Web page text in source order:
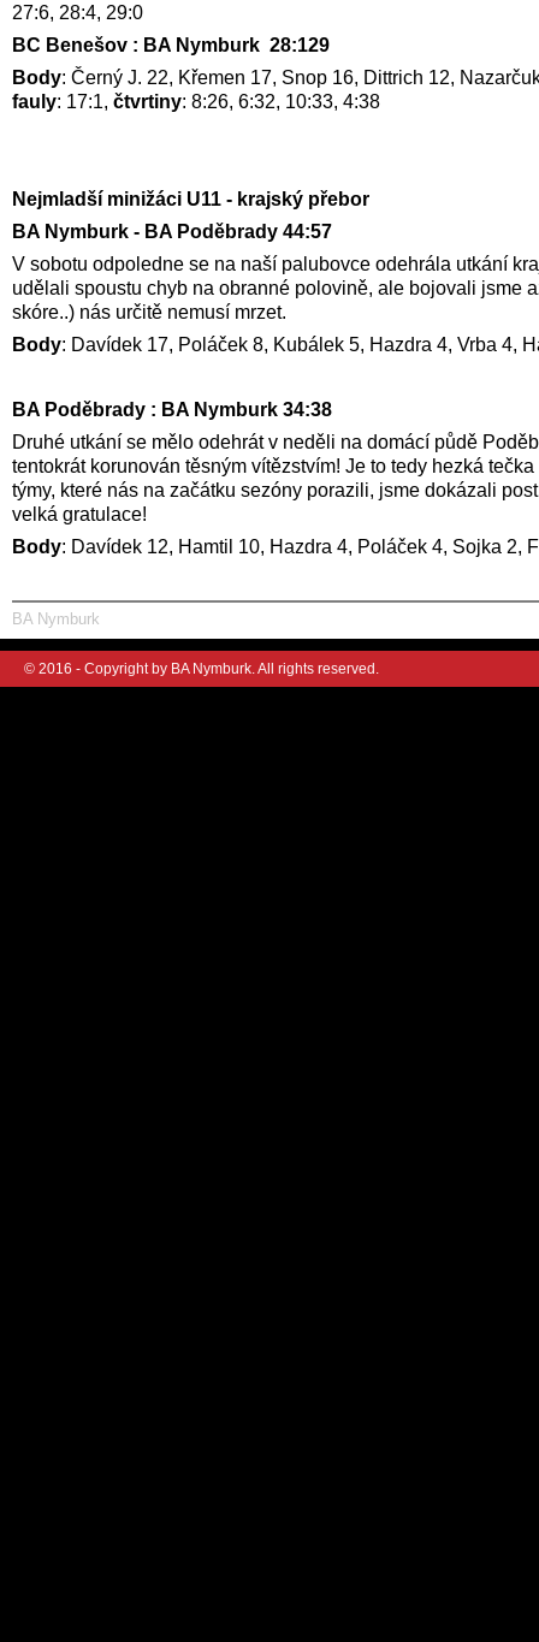
27:6, 28:4, 29:0
BC Benešov : BA Nymburk 28:129
Body: Černý J. 22, Křemen 17, Snop 16, Dittrich 12,
fauly: 17:1, čtvrtiny: 8:26, 6:32, 10:33, 4:38
Nejmladší minižáci U11 - krajský přebor
BA Nymburk - BA Poděbrady 44:57
V sobotu odpoledne se na naší palubovce odehrála utkání
udělali spoustu chyb na obranné polovině, ale bojovali jsme
skóre..) nás určitě nemusí mrzet.
Body: Davídek 17, Poláček 8, Kubálek 5, Hazdra 4, Vrba 4,
BA Poděbrady : BA Nymburk 34:38
Druhé utkání se mělo odehrát v neděli na domácí půdě
tentokrát korunován těsným vítězstvím! Je to tedy hezká
týmy, které nás na začátku sezóny porazili, jsme dokázali
velká gratulace!
Body: Davídek 12, Hamtil 10, Hazdra 4, Poláček 4, Sojka 2,
BA Nymburk
© 2016 - Copyright by BA Nymburk. All rights reserved.